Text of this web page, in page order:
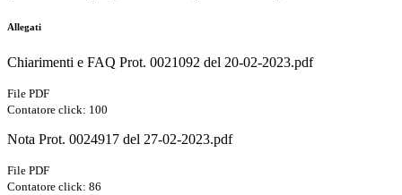
Allegati
Chiarimenti e FAQ Prot. 0021092 del 20-02-2023.pdf
File PDF
Contatore click: 100
Nota Prot. 0024917 del 27-02-2023.pdf
File PDF
Contatore click: 86